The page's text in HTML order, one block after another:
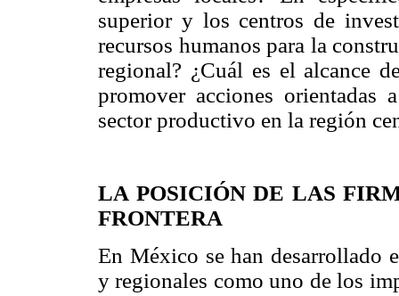
superior y los centros de
recursos humanos para la
regional? ¿Cuál es el alcance
promover acciones orientadas
sector productivo en la región
LA POSICIÓN DE LAS
FRONTERA
En México se han desarrollado
y regionales como uno de los